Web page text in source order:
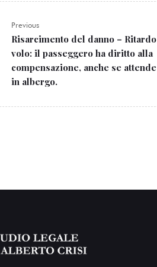
Previous
Risarcimento del danno – Ritardo
volo: il passeggero ha diritto alla
compensazione, anche se attende
in albergo.